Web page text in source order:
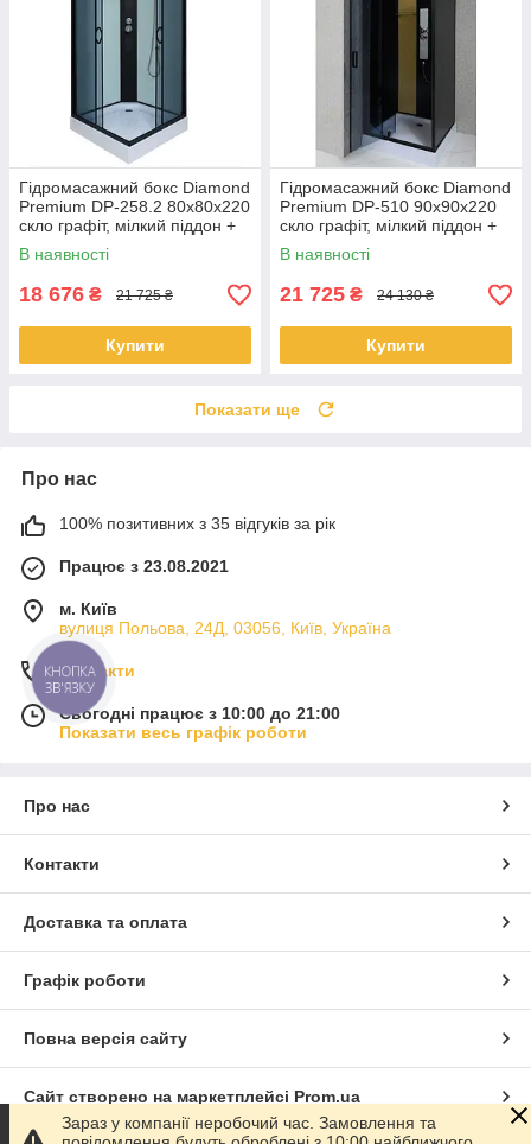
Гідромасажний бокс Diamond
Premium DP-258.2 80x80x220
скло графіт, мілкий піддон +
гідромасажна панель
В наявності
18 676 ₴ 21 725 ₴
Купити
Гідромасажний бокс Diamond
Premium DP-510 90x90x220
скло графіт, мілкий піддон +
гідромасажна панель
В наявності
21 725 ₴ 24 130 ₴
Купити
Показати ще
Про нас
100% позитивних з 35 відгуків за рік
Працює з 23.08.2021
м. Київ
вулиця Польова, 24Д, 03056, Київ, Україна
Контакти
Сьогодні працює з 10:00 до 21:00
Показати весь графік роботи
Про нас
Контакти
Доставка та оплата
Графік роботи
Повна версія сайту
Сайт створено на маркетплейсі Prom.ua
Зараз у компанії неробочий час. Замовлення та
КНОПКА
ЗВ'ЯЗКУ